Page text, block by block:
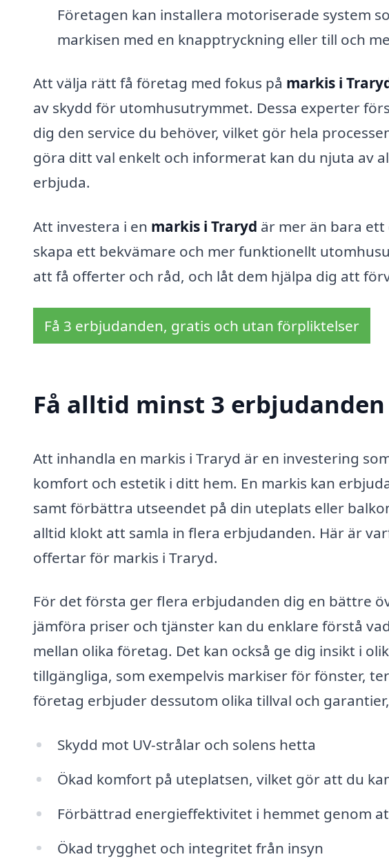
Företagen kan installera motoriserade system
markisen med en knapptryckning eller till och
Att välja rätt få företag med fokus på markis i
av skydd för utomhusutrymmet. Dessa experter
dig den service du behöver, vilket gör hela
göra ditt val enkelt och informerat kan du njuta av
erbjuda.
Att investera i en markis i Traryd är mer än bara
skapa ett bekvämare och mer funktionellt
att få offerter och råd, och låt dem hjälpa dig att
Få 3 erbjudanden, gratis och utan förpliktelser
Få alltid minst 3
Att inhandla en markis i Traryd är en investering
komfort och estetik i ditt hem. En markis kan
samt förbättra utseendet på din uteplats eller
alltid klokt att samla in flera erbjudanden. Här är
offertar för markis i Traryd.
För det första ger flera erbjudanden dig en bättre
jämföra priser och tjänster kan du enklare förstå
mellan olika företag. Det kan också ge dig insikt i
tillgängliga, som exempelvis markiser för fönster,
företag erbjuder dessutom olika tillval och
Skydd mot UV-strålar och solens hetta
Ökad komfort på uteplatsen, vilket gör att du
Förbättrad energieffektivitet i hemmet genom
Ökad trygghet och integritet från insyn